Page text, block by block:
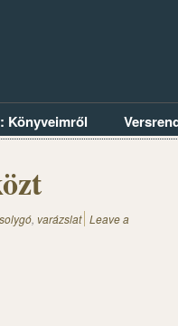
Könyveimről
, varázslat Leave a